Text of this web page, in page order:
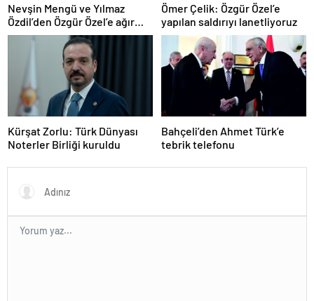
Nevşin Mengü ve Yılmaz
Özdil’den Özgür Özel’e ağır
eleştiriler
Ömer Çelik: Özgür Özel’e
yapılan saldırıyı lanetliyoruz
Kürşat Zorlu: Türk Dünyası
Noterler Birliği kuruldu
Bahçeli’den Ahmet Türk’e
tebrik telefonu